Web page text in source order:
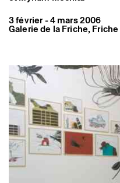
Rapports d'activité
Informations pratiques
Expositions
Événements
Programmation
Médiation
Publics associés
Les Nouveaux
Artistes résident·es et
Résident·es
Artistes associé·es
Hors-les-murs
Ancien·nes résident·es
3 février - 4 mars 2006
Galerie de la Friche,